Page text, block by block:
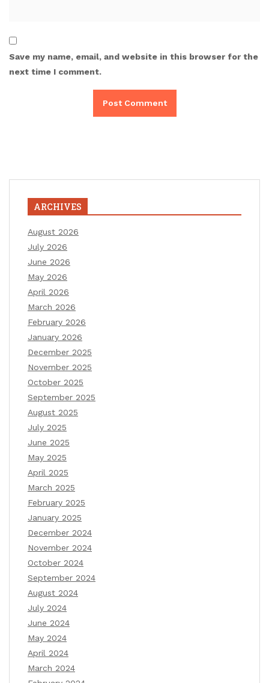
Save my name, email, and website in this browser for the
next time I comment.
ARCHIVES
August 2026
July 2026
June 2026
May 2026
April 2026
March 2026
February 2026
January 2026
December 2025
November 2025
October 2025
September 2025
August 2025
July 2025
June 2025
May 2025
April 2025
March 2025
February 2025
January 2025
December 2024
November 2024
October 2024
September 2024
August 2024
July 2024
June 2024
May 2024
April 2024
March 2024